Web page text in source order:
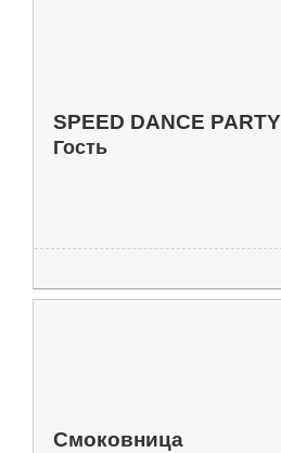
SPEED DANCE PARTY
Гость
Смоковница